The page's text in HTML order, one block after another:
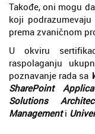
Takođe, oni mogu
koji
prema zvaničnom
U okviru
raspolaganju
poznavanje rada sa
SharePoint
Solutions
Managementi